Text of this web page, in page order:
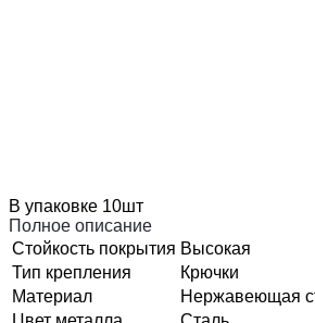
В упаковке 10шт
Полное описание
Стойкость покрытия Высокая
Тип крепления
Крючки
Материал
Нержавеющая